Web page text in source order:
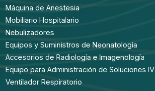
Máquina de Anestesia
Mobiliario Hospitalario
Nebulizadores
Equipos y Suministros de Neonatología
Accesorios de Radiología e Imagenología
Equipo para Administración de Soluciones IV
Ventilador Respiratorio